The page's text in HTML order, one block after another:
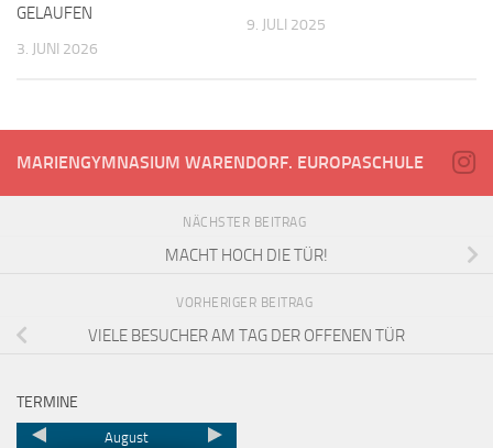
GELAUFEN
3. JUNI 2026
9. JULI 2025
MARIENGYMNASIUM WARENDORF. EUROPASCHULE
NÄCHSTER BEITRAG
MACHT HOCH DIE TÜR!
VORHERIGER BEITRAG
VIELE BESUCHER AM TAG DER OFFENEN TÜR
TERMINE
August